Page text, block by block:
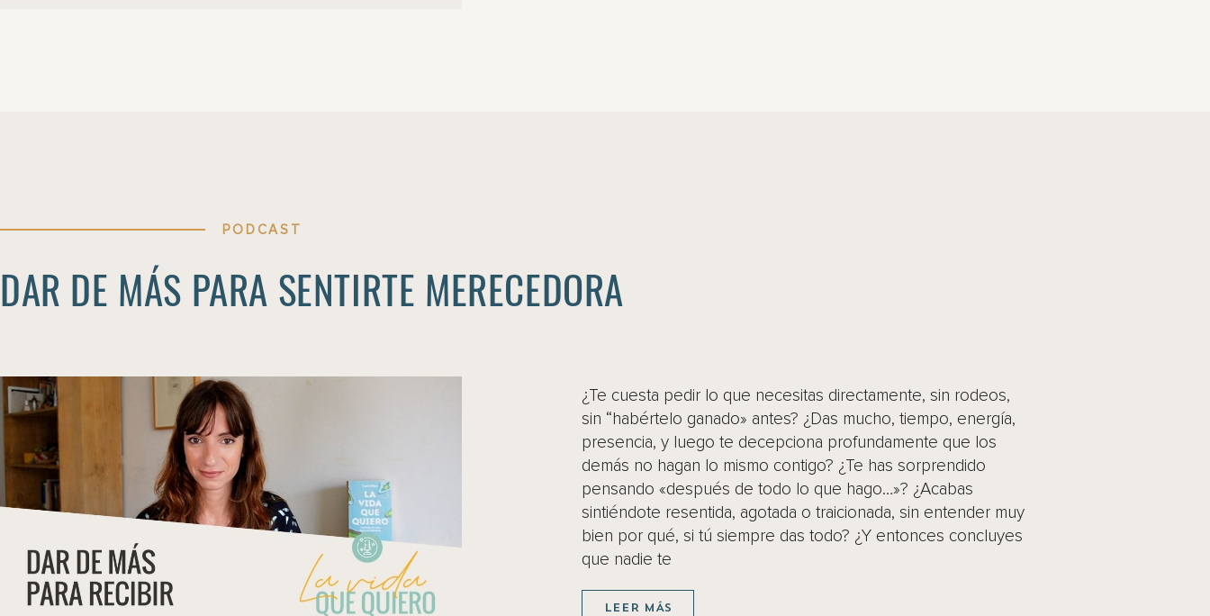
PODCAST
DAR DE MÁS PARA SENTIRTE MERECEDORA
¿Te cuesta pedir lo que necesitas directamente, sin rodeos,
sin “habértelo ganado» antes? ¿Das mucho, tiempo, energía,
presencia, y luego te decepciona profundamente que los
demás no hagan lo mismo contigo? ¿Te has sorprendido
pensando «después de todo lo que hago…»? ¿Acabas
sintiéndote resentida, agotada o traicionada, sin entender muy
bien por qué, si tú siempre das todo? ¿Y entonces concluyes
que nadie te
LEER MÁS